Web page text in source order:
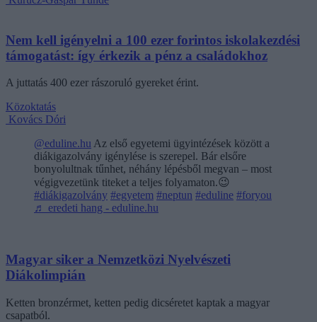
Nem kell igényelni a 100 ezer forintos iskolakezdési
támogatást: így érkezik a pénz a családokhoz
A juttatás 400 ezer rászoruló gyereket érint.
Közoktatás
Kovács Dóri
@eduline.hu Az első egyetemi ügyintézések között a
diákigazolvány igénylése is szerepel. Bár elsőre
bonyolultnak tűnhet, néhány lépésből megvan – most
végigvezetünk titeket a teljes folyamaton.😉
#diákigazolvány #egyetem #neptun #eduline #foryou
♬ eredeti hang - eduline.hu
Magyar siker a Nemzetközi Nyelvészeti
Diákolimpián
Ketten bronzérmet, ketten pedig dicséretet kaptak a magyar
csapatból.